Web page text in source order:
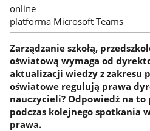
online
platforma Microsoft Teams
Zarządzanie szkołą,
oświatową wymaga od
aktualizacji wiedzy z zakresu
oświatowe regulują prawa
nauczycieli? Odpowiedź na
podczas kolejnego spotkania
prawa.